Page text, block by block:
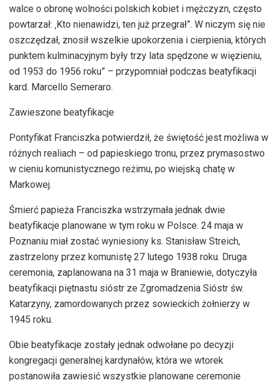
walce o obronę wolności polskich kobiet i mężczyzn, często
powtarzał: ‚Kto nienawidzi, ten już przegrał”. W niczym się nie
oszczędzał, znosił wszelkie upokorzenia i cierpienia, których
punktem kulminacyjnym były trzy lata spędzone w więzieniu,
od 1953 do 1956 roku” – przypomniał podczas beatyfikacji
kard. Marcello Semeraro.
Zawieszone beatyfikacje
Pontyfikat Franciszka potwierdził, że świętość jest możliwa w
różnych realiach – od papieskiego tronu, przez prymasostwo
w cieniu komunistycznego reżimu, po wiejską chatę w
Markowej.
Śmierć papieża Franciszka wstrzymała jednak dwie
beatyfikacje planowane w tym roku w Polsce. 24 maja w
Poznaniu miał zostać wyniesiony ks. Stanisław Streich,
zastrzelony przez komunistę 27 lutego 1938 roku. Druga
ceremonia, zaplanowana na 31 maja w Braniewie, dotyczyła
beatyfikacji piętnastu sióstr ze Zgromadzenia Sióstr św.
Katarzyny, zamordowanych przez sowieckich żołnierzy w
1945 roku.
Obie beatyfikacje zostały jednak odwołane po decyzji
kongregacji generalnej kardynałów, która we wtorek
postanowiła zawiesić wszystkie planowane ceremonie